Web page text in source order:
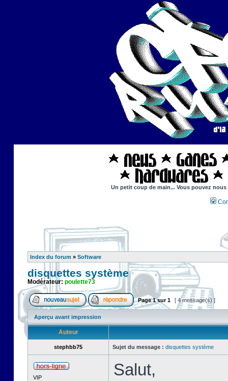
Un petit coup de main... Vous pouvez
Index du forum » Software
disquettes système
Modérateur: poulette73
Page1sur1 [ 4 message(s) ]
Aperçu avant impression
Auteur
stephbb75 Sujet du message : disquettes système
VIP Salut,